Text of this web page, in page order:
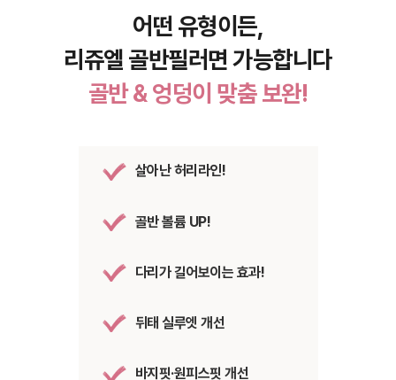
어떤 유형이든,
리쥬엘 골반필러면 가능합니다
골반 & 엉덩이 맞춤 보완!
살아난 허리라인!
골반 볼륨 UP!
다리가 길어보이는 효과!
뒤태 실루엣 개선
바지핏·원피스핏 개선